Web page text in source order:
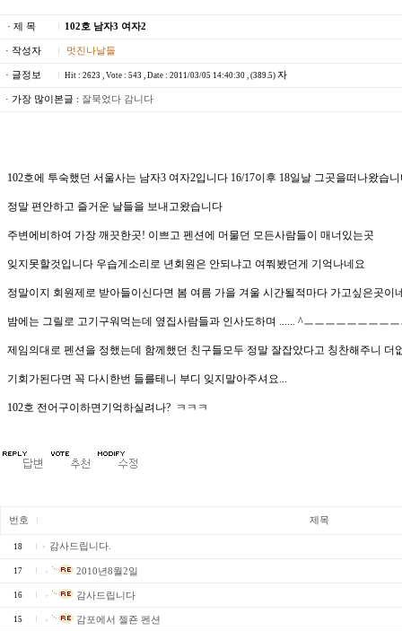
· 제 목 102호 남자3 여자2
· 작성자 멋진나날들
· 글정보 Hit : 2623 , Vote : 543 , Date : 2011/03/05 14:40:30 , (389.5) 자
· 가장 많이본글 : 잘묵었다 감니다
102호에 투숙했던 서울사는 남자3 여자2입니다 16/17이후 18일날 그곳을떠나왔습
정말 편안하고 즐거운 날들을 보내고왔습니다
주변에비하여 가장 깨끗한곳! 이쁘고 펜션에 머물던 모든사람들이 매너있는곳
잊지못할것입니다 우습게소리로 년회원은 안되냐고 여쭤봤던게 기억나네요
정말이지 회원제로 받아들이신다면 봄 여름 가을 겨울 시간될적마다 가고싶은곳이
밤에는 그릴로 고기구워먹는데 옆집사람들과 인사도하며 ...... ^ㅡㅡㅡㅡㅡㅡㅡㅡ
제임의대로 펜션을 정했는데 함께했던 친구들모두 정말 잘잡았다고 칭찬해주니 더
기회가된다면 꼭 다시한번 들를테니 부디 잊지말아주셔요...
102호 전어구이하면기억하실려나? ㅋㅋㅋ
번호 제목
18 감사드립니다.
17 2010년8월2일
16 감사드립니다
15 감포에서 젤죤 펜션